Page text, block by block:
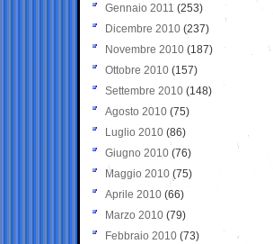
Gennaio 2011 (253)
Dicembre 2010 (237)
Novembre 2010 (187)
Ottobre 2010 (157)
Settembre 2010 (148)
Agosto 2010 (75)
Luglio 2010 (86)
Giugno 2010 (76)
Maggio 2010 (75)
Aprile 2010 (66)
Marzo 2010 (79)
Febbraio 2010 (73)